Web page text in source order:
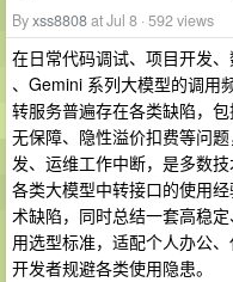
Byxss8808at Jul 8 · 592 views
在日常代码调试、项目开发
、Gemini 系列大模型的调用
转服务普遍存在各类缺陷，
无保障、隐性溢价扣费等问
发、运维工作中断，是多数
各类大模型中转接口的使用
术缺陷，同时总结一套高稳
用选型标准，适配个人办公
开发者规避各类使用隐患。